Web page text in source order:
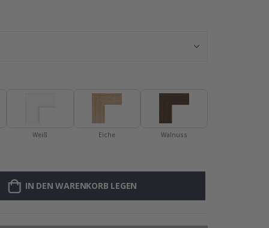
Weiß Eiche Walnuss
IN DEN WARENKORB LEGEN